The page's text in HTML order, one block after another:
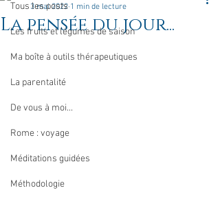
Tous les posts
Les fruits et légumes de saison
Ma boîte à outils thérapeutiques
La parentalité
De vous à moi...
Rome : voyage
Méditations guidées
Méthodologie
La pensée du jour...
3 mai 2022 1 min de lecture